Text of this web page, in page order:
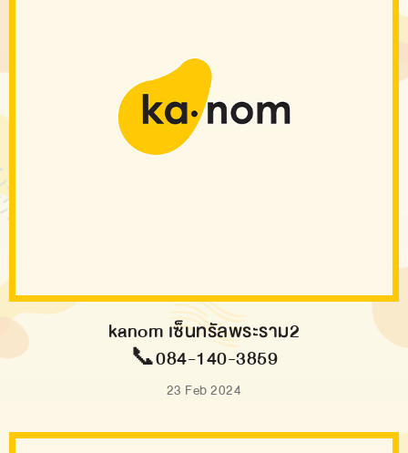
kanom เซ็นทรัลพระราม2
📞084-140-3859
23 Feb 2024